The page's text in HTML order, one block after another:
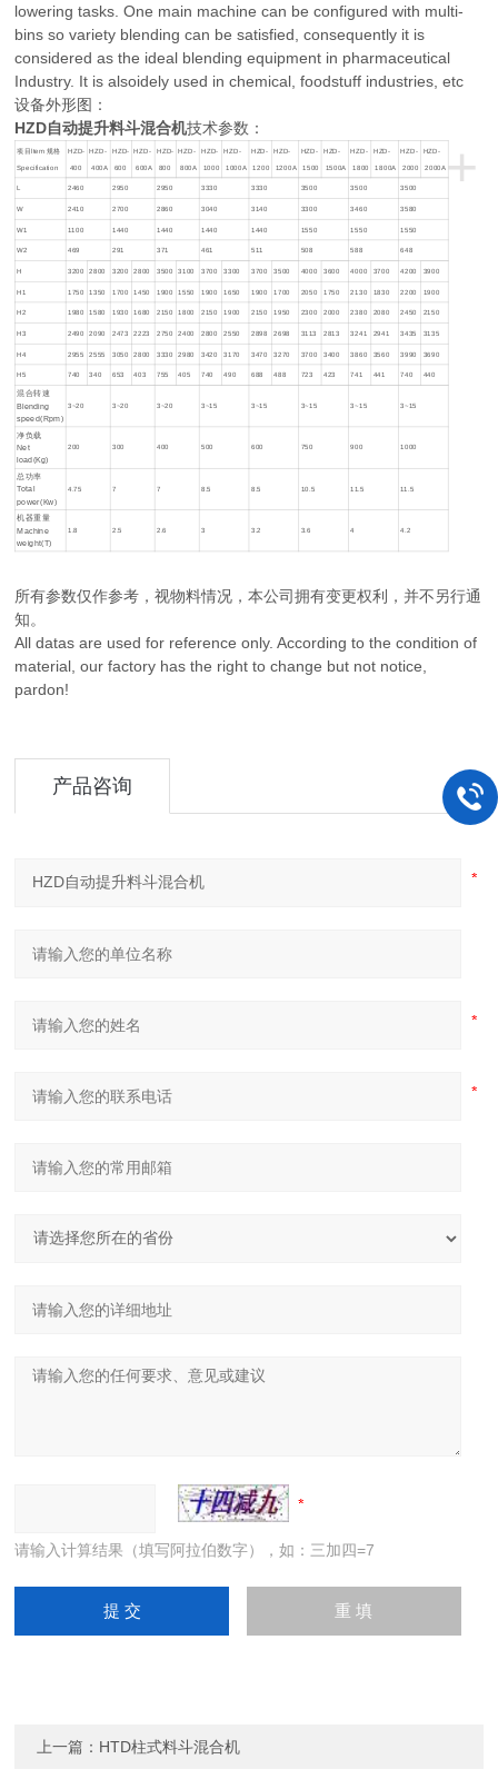
lowering tasks. One main machine can be configured with multi-
bins so variety blending can be satisfied, consequently it is
considered as the ideal blending equipment in pharmaceutical
Industry. It is alsoidely used in chemical, foodstuff industries, etc
设备外形图：
HZD自动提升料斗混合机技术参数：
+
项目ltem 规格
Specification
HZD-
400
HZD-
400A
HZD-
600
HZD-
600A
HZD-
800
HZD-
800A
HZD-
1000
HZD-
1000A
HZD-
1200
HZD-
1200A
HZD-
1500
HZD-
1500A
HZD-
1800
HZD-
1800A
HZD-
2000
HZD-
2000A
L 2460 2950 2950 3330 3330 3500 3500 3500
W 2410 2700 2860 3040 3140 3300 3460 3580
W1 1100 1440 1440 1440 1440 1550 1550 1550
W2 469 291 371 461 511 508 588 648
H 3200 2800 3200 2800 3500 3100 3700 3300 3700 3500 4000 3600 4000 3700 4200 3900
H1 1750 1350 1700 1450 1900 1550 1900 1650 1900 1700 2050 1750 2130 1830 2200 1900
H2 1980 1580 1930 1680 2150 1800 2150 1900 2150 1950 2300 2000 2380 2080 2450 2150
H3 2490 2090 2473 2223 2750 2400 2800 2550 2898 2698 3113 2813 3241 2941 3435 3135
H4 2955 2555 3050 2800 3330 2980 3420 3170 3470 3270 3700 3400 3860 3560 3990 3690
H5 740 340 653 403 755 405 740 490 688 488 723 423 741 441 740 440
混合转速
Blending
speed(Rpm)
3~20 3~20 3~20 3~15 3~15 3~15 3~15 3~15
净负载
Net
load(Kg)
200 300 400 500 600 750 900 1000
总功率
Total
power(Kw)
4.75 7 7 8.5 8.5 10.5 11.5 11.5
机器重量
Machine
weight(T)
1.8 2.5 2.6 3 3.2 3.6 4 4.2
所有参数仅作参考，视物料情况，本公司拥有变更权利，并不另行通
知。
All datas are used for reference only. According to the condition of
material, our factory has the right to change but not notice,
pardon!
产品咨询
请输入计算结果（填写阿拉伯数字），如：三加四=7
上一篇： HTD柱式料斗混合机